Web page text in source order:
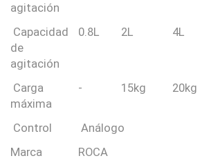
agitación
Capacidad
de
agitación
0.8L 2L 4L
Carga
máxima
- 15kg 20kg
Control Análogo
Marca
ROCA